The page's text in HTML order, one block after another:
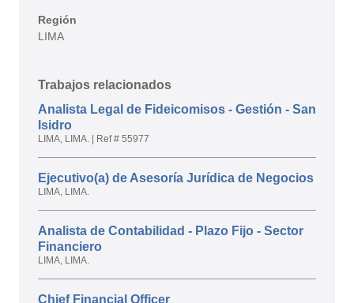
Región
LIMA
Trabajos relacionados
Analista Legal de Fideicomisos - Gestión - San
Isidro
LIMA, LIMA. Ref # 55977
Ejecutivo(a) de Asesoría Jurídica de Negocios
LIMA, LIMA.
Analista de Contabilidad - Plazo Fijo - Sector
Financiero
LIMA, LIMA.
Chief Financial Officer